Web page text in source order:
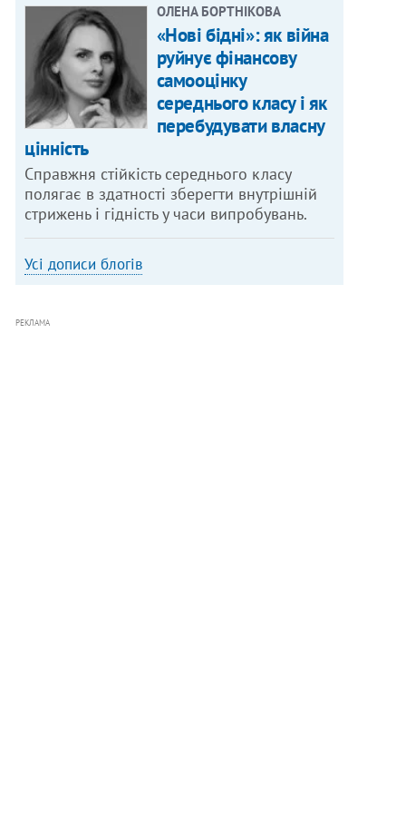
ОЛЕНА БОРТНІКОВА
«Нові бідні»: як війна
руйнує фінансову
самооцінку
середнього класу і як
перебудувати власну
цінність
Справжня стійкість середнього класу
полягає в здатності зберегти внутрішній
стрижень і гідність у часи випробувань.
Усі дописи блогів
РЕКЛАМА